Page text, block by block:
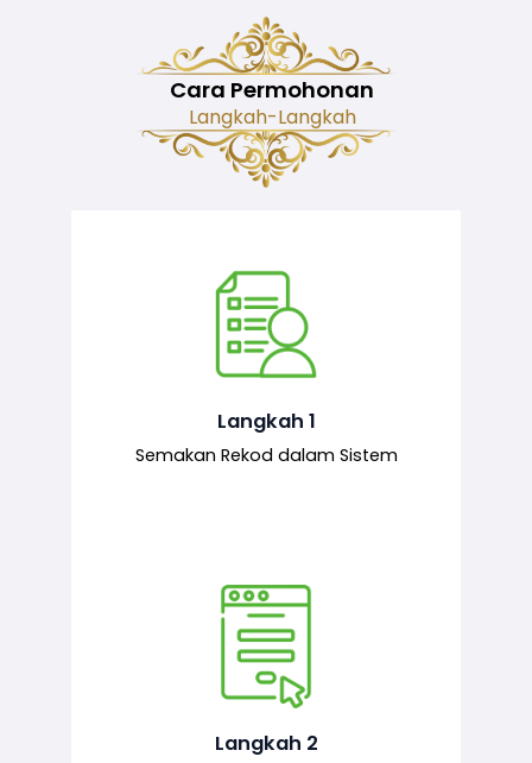
Cara Permohonan
Langkah-Langkah
Langkah 1
Semakan Rekod dalam Sistem
Semakan ke atas sejarah permohonan
yang pernah dibuat oleh pemohon,
Langkah 2
Pemohon mengisi borang
permohonan bagi pendaftaran
baharu melalui sistem.